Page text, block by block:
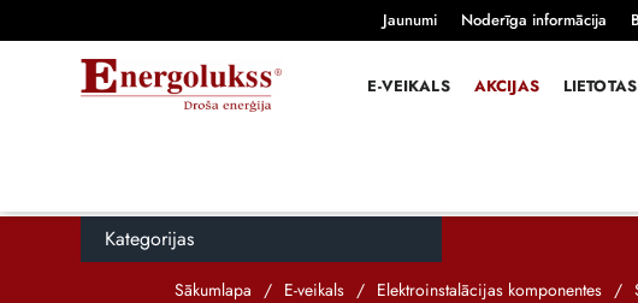
Jaunumi Noderīga informācija
E-VEIKALS AKCIJAS
Kategorijas
Sākumlapa / E-veikals / Elektroinstalācijas komponentes /